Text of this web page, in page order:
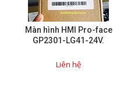
Màn hình HMI Pro-face
GP2301-LG41-24V.
Liên hệ